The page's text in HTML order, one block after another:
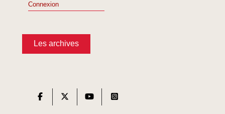
Connexion
Les archives